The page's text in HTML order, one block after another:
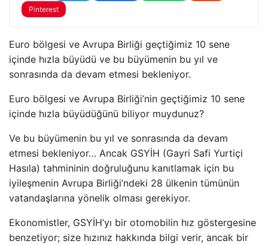
Pinterest
Euro bölgesi ve Avrupa Birliği geçtiğimiz 10 sene
içinde hızla büyüdü ve bu büyümenin bu yıl ve
sonrasında da devam etmesi bekleniyor.
Euro bölgesi ve Avrupa Birliği’nin geçtiğimiz 10 sene
içinde hızla büyüdüğünü biliyor muydunuz?
Ve bu büyümenin bu yıl ve sonrasında da devam
etmesi bekleniyor… Ancak GSYİH (Gayri Safi Yurtiçi
Hasıla) tahmininin doğruluğunu kanıtlamak için bu
iyileşmenin Avrupa Birliği’ndeki 28 ülkenin tümünün
vatandaşlarına yönelik olması gerekiyor.
Ekonomistler, GSYİH’yı bir otomobilin hız göstergesine
benzetiyor; size hızınız hakkında bilgi verir, ancak bir